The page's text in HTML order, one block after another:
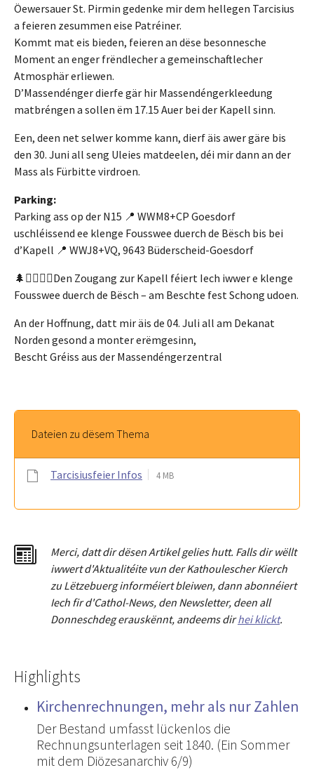
Öewersauer St. Pirmin gedenke mir dem hellegen Tarcisius
a feieren zesummen eise Patréiner.
Kommt mat eis bieden, feieren an dëse besonnesche
Moment an enger frëndlecher a gemeinschaftlecher
Atmosphär erliewen.
D’Massendénger dierfe gär hir Massendéngerkleedung
matbréngen a sollen ëm 17.15 Auer bei der Kapell sinn.
Een, deen net selwer komme kann, dierf äis awer gäre bis
den 30. Juni all seng Uleies matdeelen, déi mir dann an der
Mass als Fürbitte virdroen.
Parking:
Parking ass op der N15 📍 WWM8+CP Goesdorf
uschléissend ee klenge Fousswee duerch de Bësch bis bei
d’Kapell 📍 WWJ8+VQ, 9643 Büderscheid-Goesdorf
🌲🚶‍♀️🚶‍♂️Den Zougang zur Kapell féiert Iech iwwer e klenge
Fousswee duerch de Bësch – am Beschte fest Schong udoen.
An der Hoffnung, datt mir äis de 04. Juli all am Dekanat
Norden gesond a monter erëmgesinn,
Bescht Gréiss aus der Massendéngerzentral
Dateien zu dësem Thema
Tarcisiusfeier Infos 4 MB
Merci, dattdir dësen Artikel gelies hutt. Falls dir wëllt
iwwert d'Aktualitéite vun der Kathoulescher Kierch
zu Lëtzebuerg informéiert bleiwen, dann abonnéiert
Iech fir d'Cathol-News, den Newsletter, deen all
Donneschdeg erauskënnt, andeems dirhei klickt.
Highlights
Kirchenrechnungen, mehr als nur Zahlen
Der Bestand umfasst lückenlos die
Rechnungsunterlagen seit 1840. (Ein Sommer
mit dem Diözesanarchiv 6/9)